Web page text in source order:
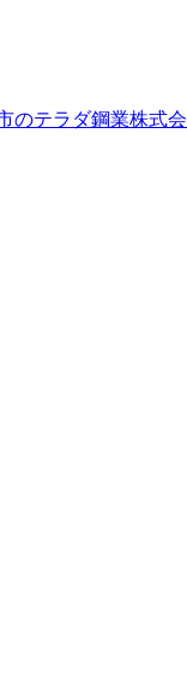
のテラダ鋼業株式